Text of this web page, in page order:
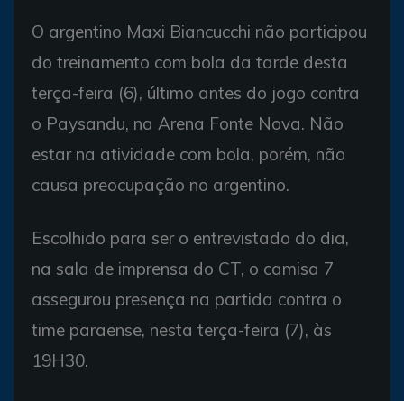
O argentino Maxi Biancucchi não participou
do treinamento com bola da tarde desta
terça-feira (6), último antes do jogo contra
o Paysandu, na Arena Fonte Nova. Não
estar na atividade com bola, porém, não
causa preocupação no argentino.
Escolhido para ser o entrevistado do dia,
na sala de imprensa do CT, o camisa 7
assegurou presença na partida contra o
time paraense, nesta terça-feira (7), às
19H30.